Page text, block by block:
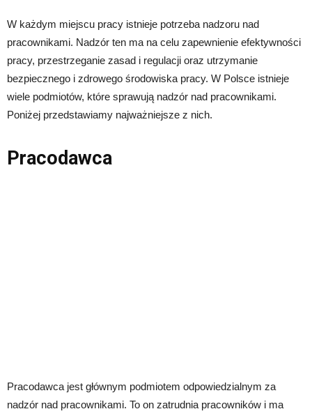
W każdym miejscu pracy istnieje potrzeba nadzoru nad
pracownikami. Nadzór ten ma na celu zapewnienie efektywności
pracy, przestrzeganie zasad i regulacji oraz utrzymanie
bezpiecznego i zdrowego środowiska pracy. W Polsce istnieje
wiele podmiotów, które sprawują nadzór nad pracownikami.
Poniżej przedstawiamy najważniejsze z nich.
Pracodawca
Pracodawca jest głównym podmiotem odpowiedzialnym za
nadzór nad pracownikami. To on zatrudnia pracowników i ma